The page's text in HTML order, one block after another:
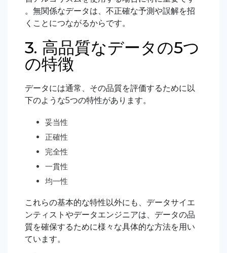
。無関係なデータは、不正確な予測や誤解を招
くことにつながるからです。
3. 高品質なデータの5つ
の特徴
データには通常、その品質を評価するために以
下のような5つの特性があります。
妥当性
正確性
完全性
一貫性
均一性
これらの基本的な特性以外にも、データサイエ
ンティストやデータエンジニアは、データの品
質を確保するために様々な具体的な方法を用い
ています。